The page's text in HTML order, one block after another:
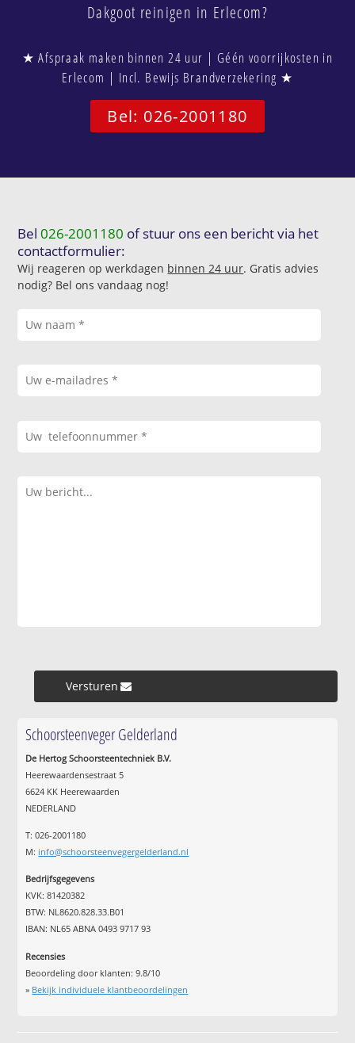
Dakgoot reinigen in Erlecom?
★ Afspraak maken binnen 24 uur | Géén voorrijkosten in
Erlecom | Incl. Bewijs Brandverzekering ★
Bel: 026-2001180
Bel026-2001180 of stuur ons een bericht via het
contactformulier:
Wij reageren op werkdagen binnen 24 uur. Gratis advies
nodig? Bel ons vandaag nog!
Versturen »
Schoorsteenveger Gelderland
De Hertog Schoorsteentechniek B.V.
Heerewaardensestraat 5
6624 KK Heerewaarden
NEDERLAND
T: 026-2001180
M: info@schoorsteenvegergelderland.nl
Bedrijfsgegevens
KVK: 81420382
BTW: NL8620.828.33.B01
IBAN: NL65 ABNA 0493 9717 93
Recensies
Beoordeling door klanten:9.8/10
» Bekijk individuele klantbeoordelingen